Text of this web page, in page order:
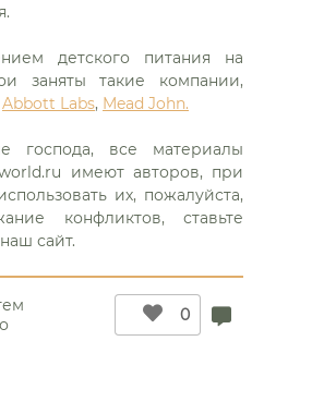
детского питания на
заняты такие компании,
Abbott Labs, Mead John.
господа, все материалы
имеют авторов, при
их, пожалуйста,
конфликтов, ставьте
сайт.
0